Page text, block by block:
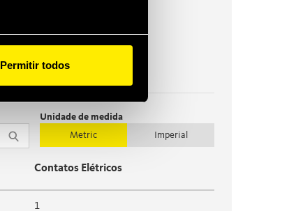
Permitir todos
Unidade de medida
Metric
Imperial
Contatos Elétricos
1